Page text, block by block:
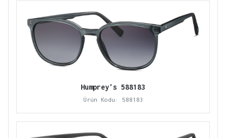
Humprey's 588183
Ürün Kodu: 588183